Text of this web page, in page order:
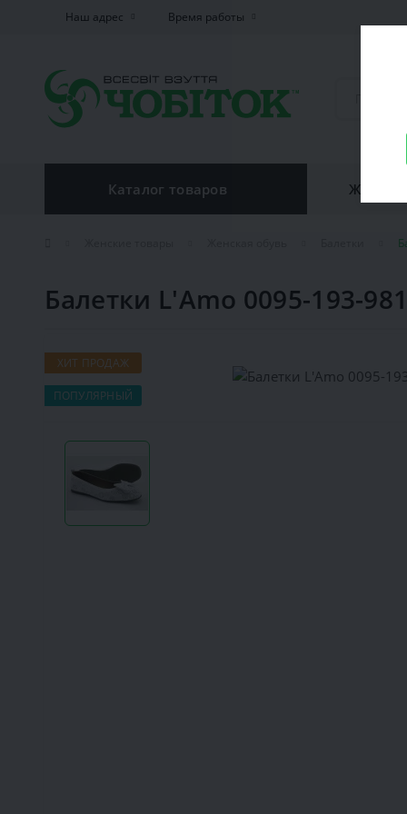
Наш адрес Время работы
Каталог товаров
Балетки L'Amo 0095-193-
ХИТ ПРОДАЖ
ПОПУЛЯРНЫЙ